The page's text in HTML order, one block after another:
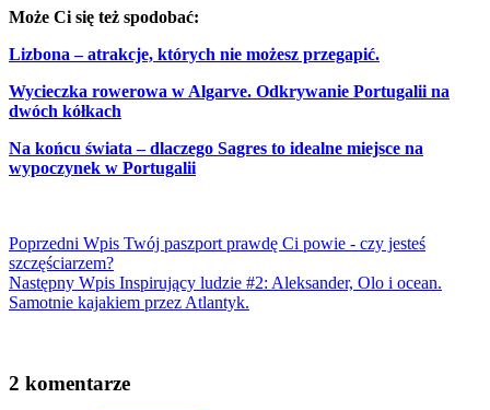
Może Ci się też spodobać:
Lizbona – atrakcje, których nie możesz przegapić.
Wycieczka rowerowa w Algarve. Odkrywanie Portugalii na
dwóch kółkach
Na końcu świata – dlaczego Sagres to idealne miejsce na
wypoczynek w Portugalii
Poprzedni Wpis Twój paszport prawdę Ci powie - czy jesteś
szczęściarzem?
Następny Wpis Inspirujący ludzie #2: Aleksander, Olo i ocean.
Samotnie kajakiem przez Atlantyk.
2 komentarze